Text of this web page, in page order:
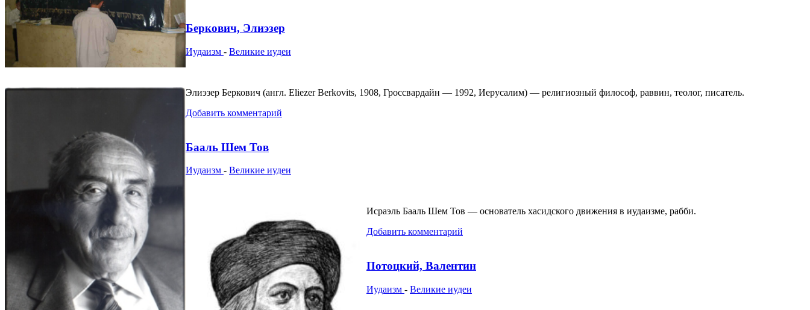
Беркович, Элиэзер
Иудаизм - Великие иудеи
Элиэзер Беркович (англ. Eliezer Berkovits, 1908, Гроссвардайн — 1992, Иерусалим) — религиозный философ, раввин, теолог, писатель.
Добавить комментарий
Бааль Шем Тов
Иудаизм - Великие иудеи
Исраэль Бааль Шем Тов — основатель хасидского движения в иудаизме, рабби.
Добавить комментарий
Потоцкий, Валентин
Иудаизм - Великие иудеи